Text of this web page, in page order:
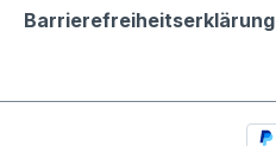
Barrierefreiheitserklärung